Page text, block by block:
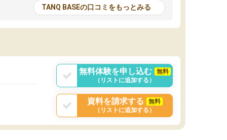
る機会が増えたり
試験対策の面接練
と伝えることもで
が多いので、その子達に感化されて自分も『も
っと何かに取り組んでみよう』と思えます。
はたらく部はオンラインなので、色々な場所の
TANQ BASEの口コミをもっとみる
無料体験を申し込む
無料
（リストに追加する）
資料を請求する
無料
（リストに追加する）